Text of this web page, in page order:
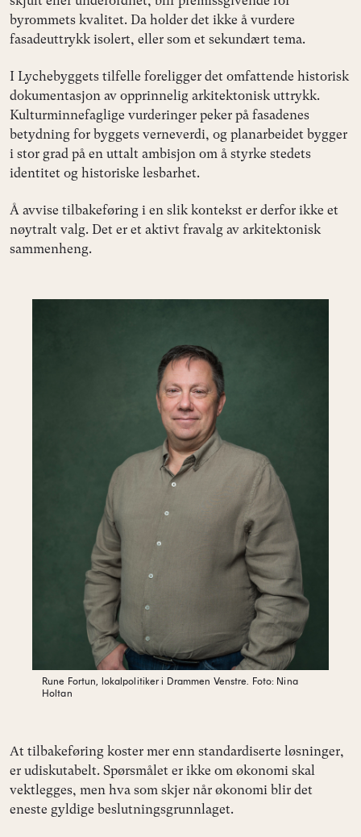
byrommets kvalitet. Da holder det ikke å vurdere
fasadeuttrykk isolert, eller som et sekundært tema.
I Lychebyggets tilfelle foreligger det omfattende historisk
dokumentasjon av opprinnelig arkitektonisk uttrykk.
Kulturminnefaglige vurderinger peker på fasadenes
betydning for byggets verneverdi, og planarbeidet bygger
i stor grad på en uttalt ambisjon om å styrke stedets
identitet og historiske lesbarhet.
Å avvise tilbakeføring i en slik kontekst er derfor ikke et
nøytralt valg. Det er et aktivt fravalg av arkitektonisk
sammenheng.
Rune Fortun, lokalpolitiker i Drammen Venstre.
Foto: Nina
Holtan
At tilbakeføring koster mer enn standardiserte løsninger,
er udiskutabelt. Spørsmålet er ikke om økonomi skal
vektlegges, men hva som skjer når økonomi blir det
eneste gyldige beslutningsgrunnlaget.